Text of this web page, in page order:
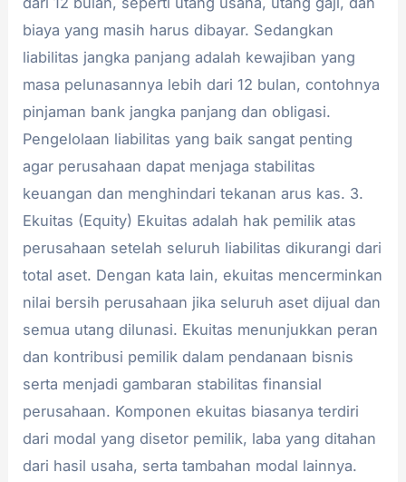
biaya yang masih harus dibayar. Sedangkan
liabilitas jangka panjang adalah kewajiban yang
masa pelunasannya lebih dari 12 bulan, contohnya
pinjaman bank jangka panjang dan obligasi.
Pengelolaan liabilitas yang baik sangat penting
agar perusahaan dapat menjaga stabilitas
keuangan dan menghindari tekanan arus kas. 3.
Ekuitas (Equity) Ekuitas adalah hak pemilik atas
perusahaan setelah seluruh liabilitas dikurangi dari
total aset. Dengan kata lain, ekuitas mencerminkan
nilai bersih perusahaan jika seluruh aset dijual dan
semua utang dilunasi. Ekuitas menunjukkan peran
dan kontribusi pemilik dalam pendanaan bisnis
serta menjadi gambaran stabilitas finansial
perusahaan. Komponen ekuitas biasanya terdiri
dari modal yang disetor pemilik, laba yang ditahan
dari hasil usaha, serta tambahan modal lainnya.